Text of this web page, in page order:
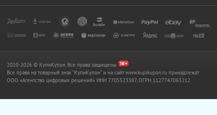
2010-2026 © КупиКупон. Все права защищены.
Все права на товарный знак "КупиКупон" и на сайт www.kupikupon.ru принадлежат
OOO «Агентство цифровых решений» ИНН 7705523387, ОГРН 1127747063212